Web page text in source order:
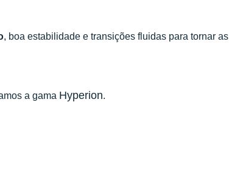
, boa estabilidade e transições fluidas para tornar as
a gama Hyperion.